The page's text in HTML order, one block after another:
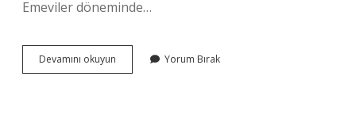
Emeviler döneminde…
Devamını okuyun
Tarihinin
Yorum Bırak